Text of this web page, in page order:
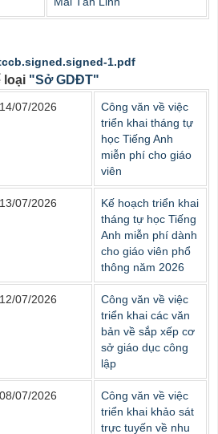
1.pdf
loại "Sở GDĐT"
14/07/2026
Công văn về việc
triển khai tháng tự
học Tiếng Anh
miễn phí cho giáo
viên
13/07/2026
Kế hoạch triển khai
tháng tự học Tiếng
Anh miễn phí dành
cho giáo viên phổ
thông năm 2026
12/07/2026
Công văn về việc
triển khai các văn
bản về sắp xếp cơ
sở giáo dục công
lập
08/07/2026
Công văn về việc
triển khai khảo sát
trực tuyến về nhu